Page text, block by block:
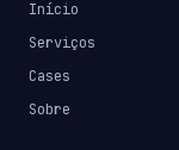
Início
Serviços
Cases
Sobre